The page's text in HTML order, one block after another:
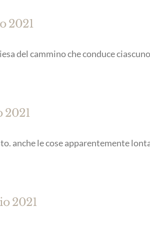
2021
del cammino che conduce
2021
anche le cose apparentemente
2021